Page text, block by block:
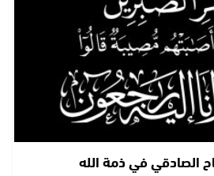
الصادقي في ذمة الله